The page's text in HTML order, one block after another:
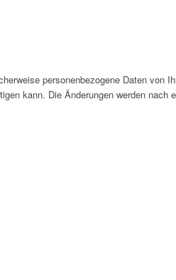
personenbezogene Daten von
kann. Die Änderungen werden nach